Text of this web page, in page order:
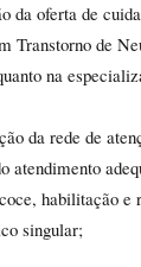
oferta de
Transtorno de
na
da rede de
atendimento
habilitação e
singular;